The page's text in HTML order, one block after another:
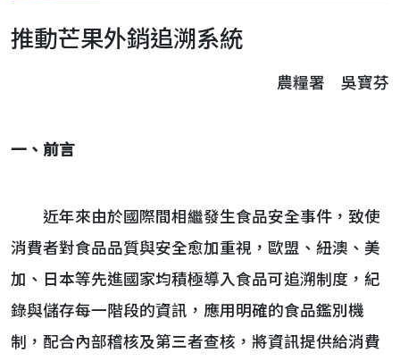
推動芒果外銷追溯系統
農糧署 吳寶芬
一、前言
近年來由於國際間相繼發生食品安全事件，致使
消費者對食品品質與安全愈加重視，歐盟、紐澳、美
加、日本等先進國家均積極導入食品可追溯制度，紀
錄與儲存每一階段的資訊，應用明確的食品鑑別機
制，配合內部稽核及第三者查核，將資訊提供給消費